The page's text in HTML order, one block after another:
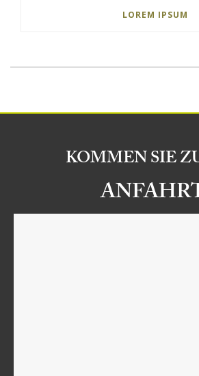
LOREM IPSUM
KOMMEN SIE